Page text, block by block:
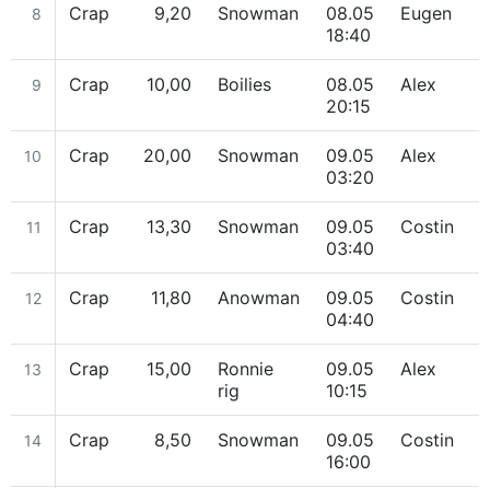
8 Crap 9,20 Snowman
08.05
18:40
Eugen
9 Crap 10,00 Boilies
08.05
20:15
Alex
10 Crap 20,00 Snowman
09.05
03:20
Alex
11 Crap 13,30 Snowman
09.05
03:40
Costin
12 Crap 11,80 Anowman
09.05
04:40
Costin
13 Crap 15,00
Ronnie
rig
09.05
10:15
Alex
14 Crap 8,50 Snowman
09.05
16:00
Costin